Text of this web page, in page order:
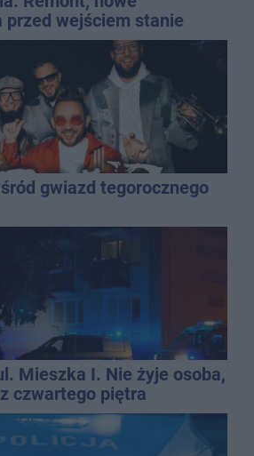
przed wejściem stanie
gwiazd tegorocznego
Mieszka I. Nie żyje osoba,
czwartego piętra